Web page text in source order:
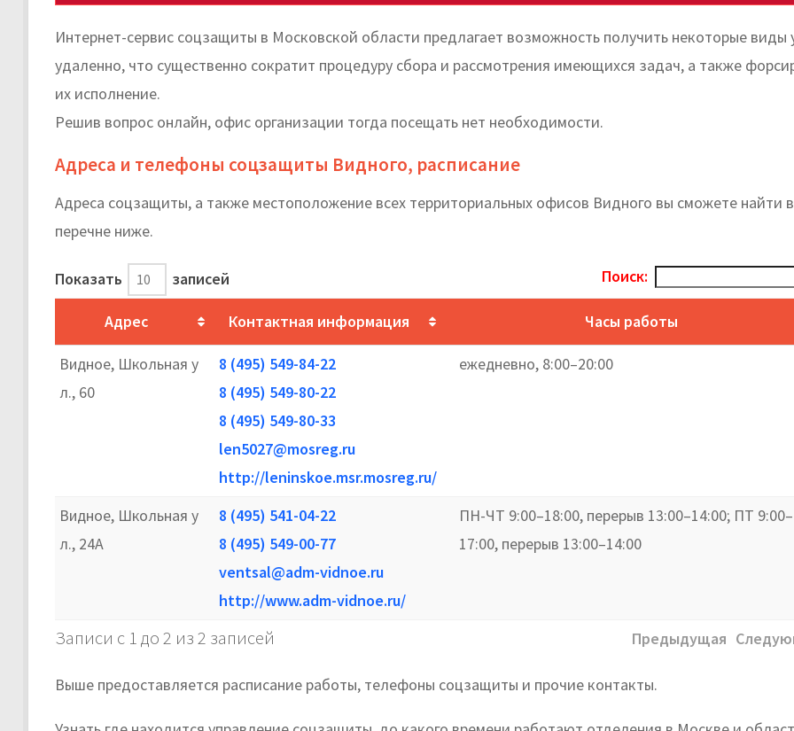
Интернет-сервис соцзащиты в Московской области предлагает возможность получить некоторые виды
удаленно, что существенно сократит процедуру сбора и рассмотрения имеющихся задач, а также
их исполнение.
Решив вопрос онлайн, офис организации тогда посещать нет необходимости.
Адреса и телефоны соцзащиты Видного, расписание
Адреса соцзащиты, а также местоположение всех территориальных офисов Видного вы cможете найти в
перечне ниже.
Показать записей Поиск:
Адрес Контактная информация Часы работы
Видное, Школьная у
л., 60
8 (495) 549-84-22
8 (495) 549-80-22
8 (495) 549-80-33
len5027@mosreg.ru
http://leninskoe.msr.mosreg.ru/
ежедневно, 8:00–20:00
Видное, Школьная у
л., 24А
8 (495) 541-04-22
8 (495) 549-00-77
ventsal@adm-vidnoe.ru
http://www.adm-vidnoe.ru/
ПН-ЧТ 9:00–18:00, перерыв 13:00–14:00; ПТ 9:00–
17:00, перерыв 13:00–14:00
Записи с 1 до 2 из 2 записей Предыдущая
Выше предоставляется расписание работы, телефоны соцзащиты и прочие контакты.